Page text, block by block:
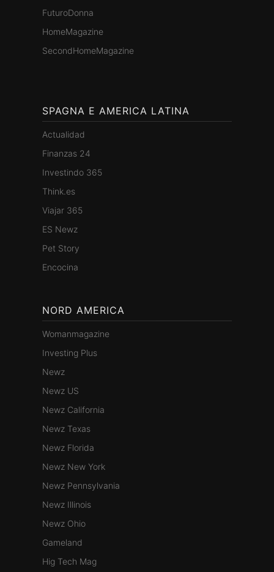
FuturoDonna
HomeMagazine
SecondHomeMagazine
SPAGNA E AMERICA LATINA
Actualidad
Finanzas 24
Investindo 365
Think.es
Viajar 365
ES Newz
Pet Story
Encocina
NORD AMERICA
Womanmagazine
Investing Plus
Newz
Newz US
Newz California
Newz Texas
Newz Florida
Newz New York
Newz Pennsylvania
Newz Illinois
Newz Ohio
Gameland
Hig Tech Mag